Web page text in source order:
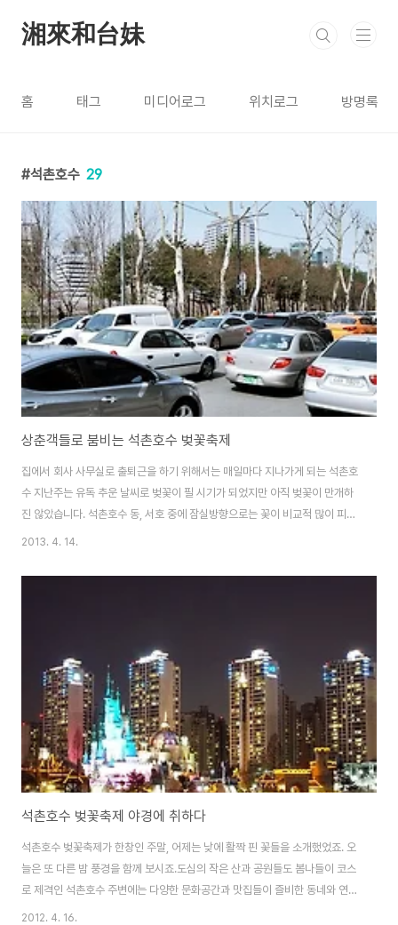
湘來和台妹
홈 태그 미디어로그 위치로그 방명록
석촌호수 29
상춘객들로 붐비는 석촌호수 벚꽃축제
집에서 회사 사무실로 출퇴근을 하기 위해서는 매일마다 지나가게 되는 석촌호
수 지난주는 유독 추운 날씨로 벚꽃이 필 시기가 되었지만 아직 벚꽃이 만개하
진 않았습니다. 석촌호수 동, 서호 중에 잠실방향으로는 꽃이 비교적 많이 피어
있지만 성남 방향으로는 아직 꽃을 피우지 못한채 꽃봉오리만 틔우고 있습니
차들로 가득하네요. 1년중에 이렇게 차가 제일 많이 붐비는 시기죠. 주말에는
들고 봄 소풍을 온 것 같은 연인까지~ ..
2013. 4. 14.
석촌호수 벚꽃축제 야경에 취하다
석촌호수 벚꽃축제가 한창인 주말, 어제는 낮에 활짝 핀 꽃들을 소개했었죠. 오
늘은 또 다른 밤 풍경을 함께 보시죠.도심의 작은 산과 공원들도 봄나들이 코스
로 제격인 석촌호수 주변에는 다양한 문화공간과 맛집들이 즐비한 동네와 연계
해 산책하기 좋은 곳이기도 합니다 은은한 불빛이 비치는 호수 위로 벚나무 가
2012. 4. 16.